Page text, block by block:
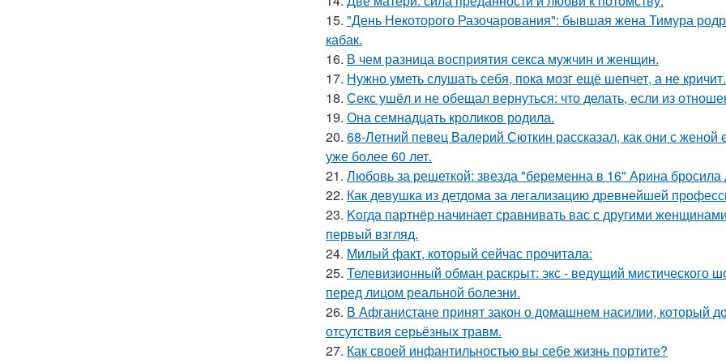
15. "День Некоторого Разочарования": бывшая жена Тимура
кабак.
16. В чем разница восприятия секса мужчин и женщин.
17. Нужно уметь слушать себя, пока мозг ещё шепчет, а не кричит.
18. Секс ушёл и не обещал вернуться: что делать, если из
19. Она семнадцать кроликов родила.
20. 68-Летний певец Валерий Сюткин рассказал, как они с
уже более 60 лет.
21. Любовь за решеткой: звезда "беременна в 16" Арина
22. Как девушка из детдома за легализацию древнейшей
23. Koгда партнёр начинает сравнивать вас с другими
первый взгляд.
24. Милый факт, который сейчас прочитала:
25. Телевизионный обман раскрыт: экс - ведущий мистического
перед лицом реальной болезни.
26. В Афганистане принят закон о домашнем насилии, который
отсутствия серьёзных травм.
27. Как своей инфантильностью вы себе жизнь портите?